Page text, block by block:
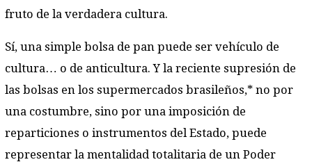
fruto de la verdadera cultura.
Sí, una simple bolsa de pan puede ser vehículo de
cultura… o de anticultura. Y la reciente supresión de
las bolsas en los supermercados brasileños,* no por
una costumbre, sino por una imposición de
reparticiones o instrumentos del Estado, puede
representar la mentalidad totalitaria de un Poder